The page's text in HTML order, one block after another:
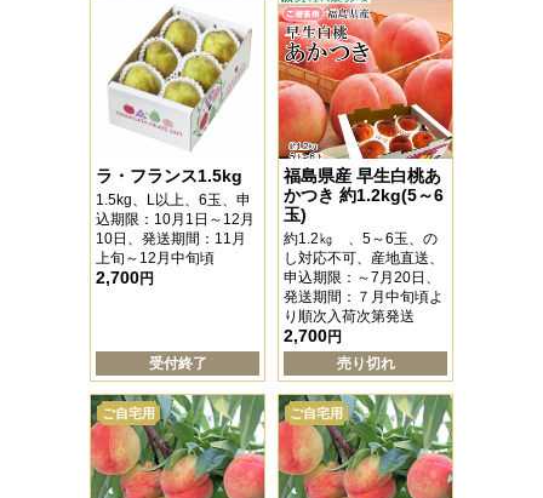
ラ・フランス1.5kg
1.5kg、L以上、6玉、申
込期限：10月1日～12月
10日、発送期間：11月
上旬～12月中旬頃
2,700円
受付終了
福島県産 早生白桃あ
かつき 約1.2kg(5～6
玉)
約1.2㎏ 、5～6玉、の
し対応不可、産地直送、
申込期限：～7月20日、
発送期間：７月中旬頃よ
り順次入荷次第発送
2,700円
売り切れ
ご自宅用 ご自宅用